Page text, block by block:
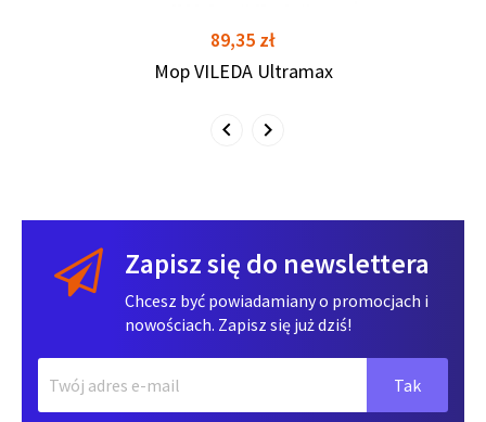
Cena
89,35 zł
Mop VILEDA Ultramax
Zapisz się do newslettera
Chcesz być powiadamiany o promocjach i
nowościach. Zapisz się już dziś!